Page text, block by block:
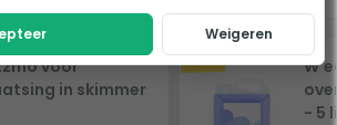
voor
in skimmer
-5%
- 5
Weigeren